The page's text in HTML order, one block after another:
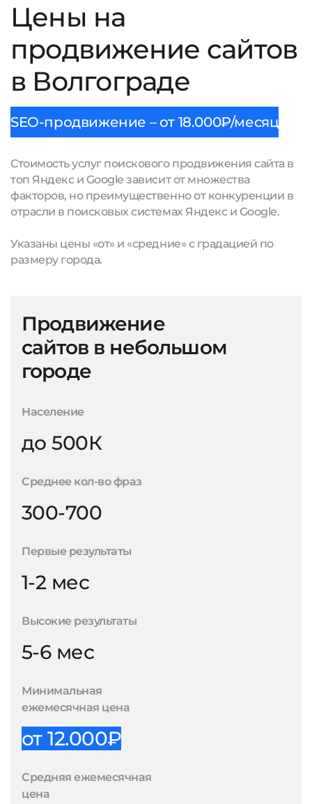
Цены на
продвижение сайтов
в Волгограде
SEO-продвижение – от 18.000₽/месяц
Стоимость услуг поискового продвижения сайта в
топ Яндекс и Google зависит от множества
факторов, но преимущественно от конкуренции в
отрасли в поисковых системах Яндекс и Google.
Указаны цены «от» и «средние» с градацией по
размеру города.
Продвижение
сайтов в небольшом
городе
Население
до 500К
Среднее кол-во фраз
300-700
Первые результаты
1-2 мес
Высокие результаты
5-6 мес
Минимальная
ежемесячная цена
от 12.000₽
Средняя ежемесячная
цена